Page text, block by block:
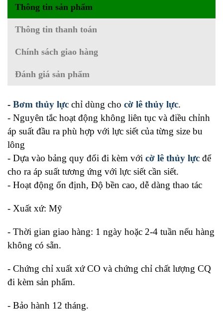
Thông tin sản phẩm
Thông tin thanh toán
Chính sách giao hàng
Đánh giá sản phẩm
- Bơm thủy lực chỉ dùng cho cờ lê thủy lực.
- Nguyên tắc hoạt động không liên tục và điều chỉnh
áp suất đầu ra phù hợp với lực siết của từng size bu
lông
- Dựa vào bảng quy đổi đi kèm với cờ lê thủy lực để
cho ra áp suất tương ứng với lực siết cần siết.
- Hoạt động ổn định, Độ bền cao, dễ dàng thao tác
- Xuất xứ: Mỹ
- Thời gian giao hàng: 1 ngày hoặc 2-4 tuần nếu hàng
không có sẵn.
- Chứng chỉ xuất xứ CO và chứng chỉ chất lượng CQ
đi kèm sản phẩm.
- Bảo hành 12 tháng.